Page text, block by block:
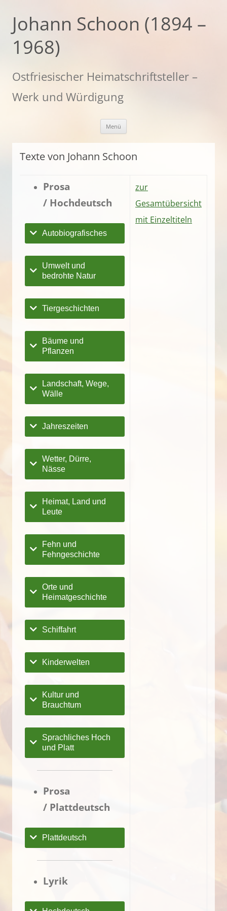
springen
Johann Schoon (1894 –
1968)
Ostfriesischer Heimatschriftsteller –
Werk und Würdigung
Menü
Texte von Johann Schoon
Prosa
/ Hochdeutsch
Autobiografisches
Umwelt und
bedrohte Natur
Tiergeschichten
Bäume und
Pflanzen
Landschaft, Wege,
Wälle
Jahreszeiten
Wetter, Dürre,
Nässe
Heimat, Land und
Leute
Fehn und
Fehngeschichte
Orte und
Heimatgeschichte
Schiffahrt
Kinderwelten
Kultur und
Brauchtum
Sprachliches Hoch
und Platt
Prosa
/ Plattdeutsch
Plattdeutsch
Lyrik
zur
Gesamtübersicht
mit Einzeltiteln